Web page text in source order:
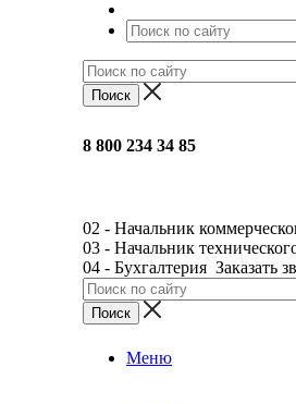
8 800 234 34 85
02 - Начальник
03 - Начальник
04 - Бухгалтерия Заказать
Меню